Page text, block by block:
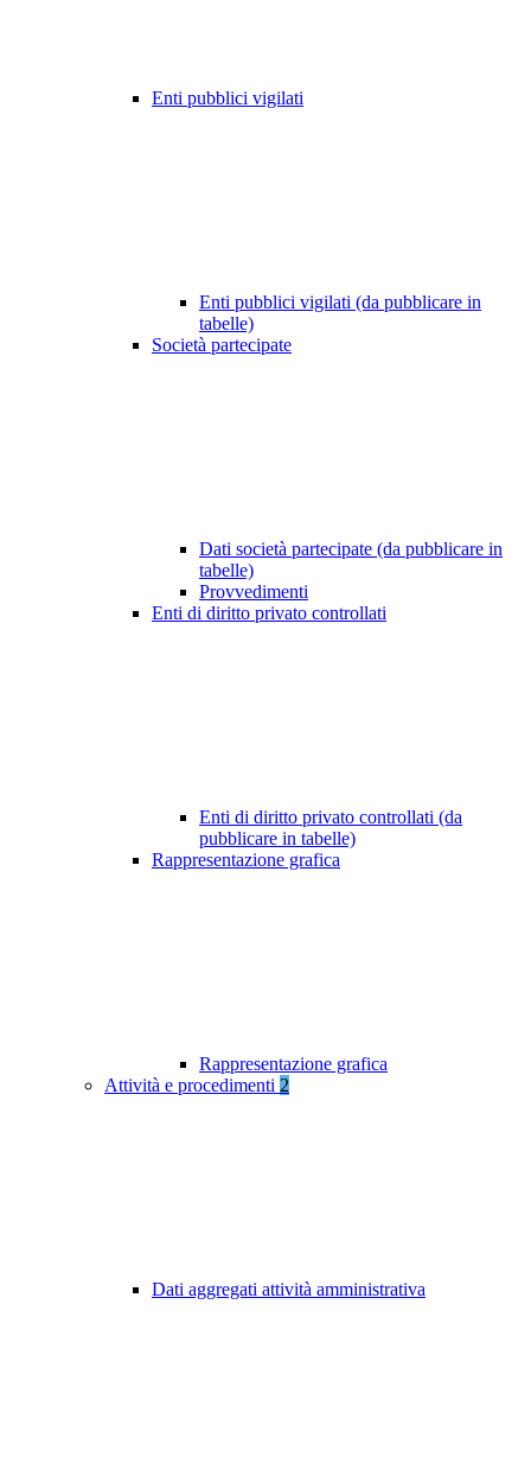
Enti pubblici vigilati
Enti pubblici vigilati (da pubblicare in
tabelle)
Società partecipate
Dati società partecipate (da pubblicare in
tabelle)
Provvedimenti
Enti di diritto privato controllati
Enti di diritto privato controllati (da
pubblicare in tabelle)
Rappresentazione grafica
Rappresentazione grafica
Attività e procedimenti 2
Dati aggregati attività amministrativa